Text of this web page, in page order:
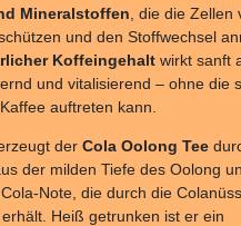
Mineralstoffen , die die Zellen
und den Stoffwechsel
Koffeingehalt wirkt sanft
und vitalisierend – ohne die
auftreten kann.
der Cola Oolong Tee
der milden Tiefe des Oolong
Note, die durch die
Heiß getrunken ist er ein